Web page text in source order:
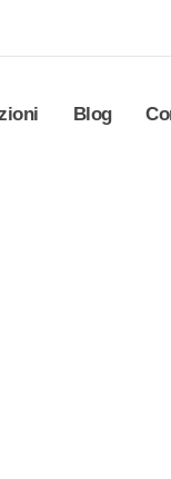
Blog